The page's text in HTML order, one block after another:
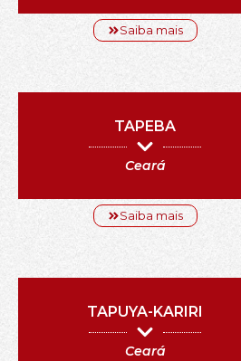
Saiba mais
TAPEBA
Ceará
Saiba mais
TAPUYA-KARIRI
Ceará